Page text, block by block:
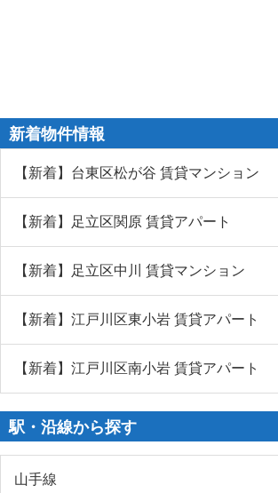
新着物件情報
【新着】台東区松が谷 賃貸マンション
【新着】足立区関原 賃貸アパート
【新着】足立区中川 賃貸マンション
【新着】江戸川区東小岩 賃貸アパート
【新着】江戸川区南小岩 賃貸アパート
駅・沿線から探す
山手線